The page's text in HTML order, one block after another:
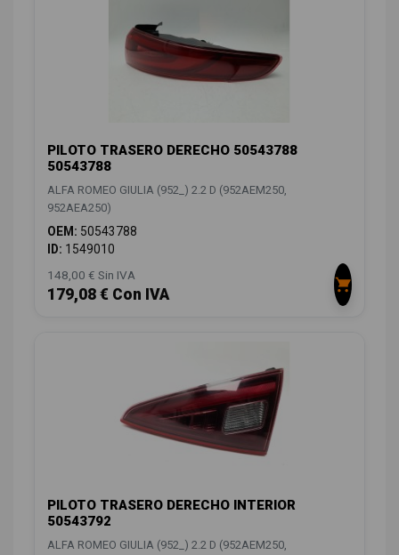
PILOTO TRASERO DERECHO 50543788
50543788
ALFA ROMEO GIULIA (952_) 2.2 D (952AEM250,
952AEA250)
OEM: 50543788
ID: 1549010
148,00 € Sin IVA
179,08 € Con IVA
PILOTO TRASERO DERECHO INTERIOR
50543792
ALFA ROMEO GIULIA (952_) 2.2 D (952AEM250,